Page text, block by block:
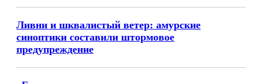
Ливни и шквалистый ветер: амурские
синоптики составили штормовое
предупреждение